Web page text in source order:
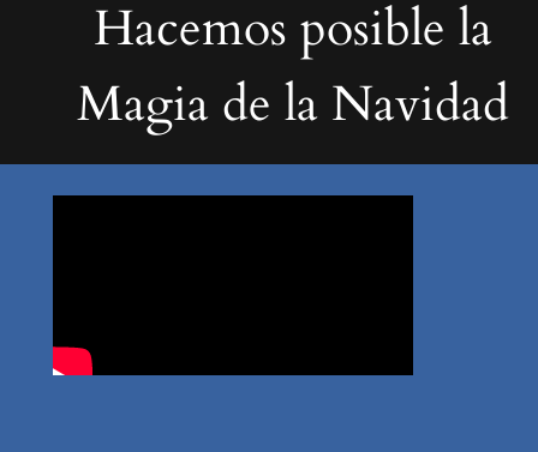
Hacemos posible la
Magia de la Navidad